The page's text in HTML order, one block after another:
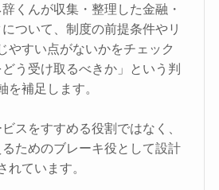
くんが収集・整理した金融・
ついて、制度の前提条件やリ
やすい点がないかをチェック
う受け取るべきか」という判
を補足します。
スをすすめる役割ではなく、
ためのブレーキ役として設計
れています。